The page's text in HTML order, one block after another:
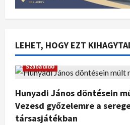
LEHET, HOGY EZT
Szabadidő
Hunyadi János döntésein
Vezesd győzelemre a
társasjátékban